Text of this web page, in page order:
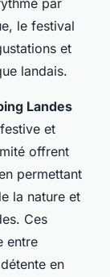
le festival
et
landais.
Landes
et
offrent
permettant
la nature et
Ces
entre
en